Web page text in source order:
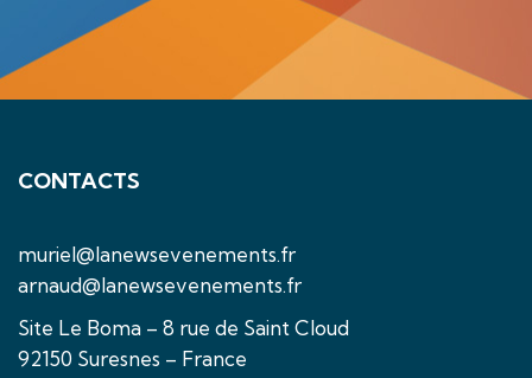
CONTACTS
muriel@lanewsevenements.fr
arnaud@lanewsevenements.fr
Site Le Boma – 8 rue de Saint Cloud
92150 Suresnes – France